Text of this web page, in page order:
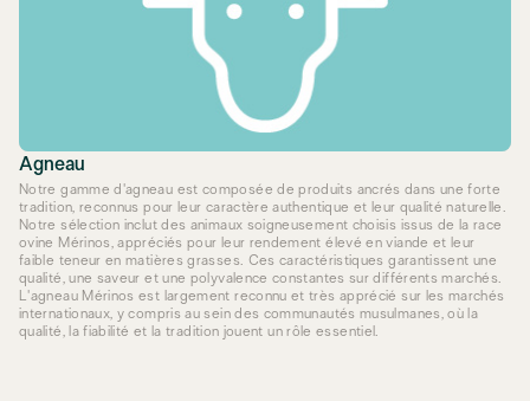
Agneau
Notre gamme d'agneau est composée de produits ancrés dans une forte
tradition, reconnus pour leur caractère authentique et leur qualité naturelle.
Notre sélection inclut des animaux soigneusement choisis issus de la race
ovine Mérinos, appréciés pour leur rendement élevé en viande et leur
faible teneur en matières grasses. Ces caractéristiques garantissent une
qualité, une saveur et une polyvalence constantes sur différents marchés.
L'agneau Mérinos est largement reconnu et très apprécié sur les marchés
internationaux, y compris au sein des communautés musulmanes, où la
qualité, la fiabilité et la tradition jouent un rôle essentiel.